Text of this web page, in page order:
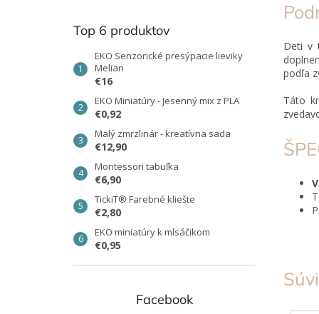
Top 6 produktov
EKO Senzorické presýpacie lieviky
Melian
€16
EKO Miniatúry - Jesenný mix z PLA
€0,92
Malý zmrzlinár - kreatívna sada
€12,90
Montessori tabuľka
€6,90
TickiT® Farebné kliešte
€2,80
EKO miniatúry k mlsáčikom
€0,95
Facebook
Deti v
podľa
Táto